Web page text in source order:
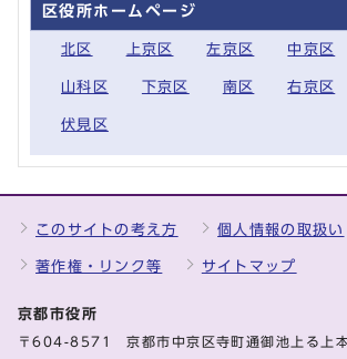
区役所ホームページ
北区 上京区 左京区 中京区
山科区 下京区 南区 右京区
伏見区
このサイトの考え方 個人情報の取扱い
著作権・リンク等 サイトマップ
京都市役所
〒604-8571 京都市中京区寺町通御池上る上